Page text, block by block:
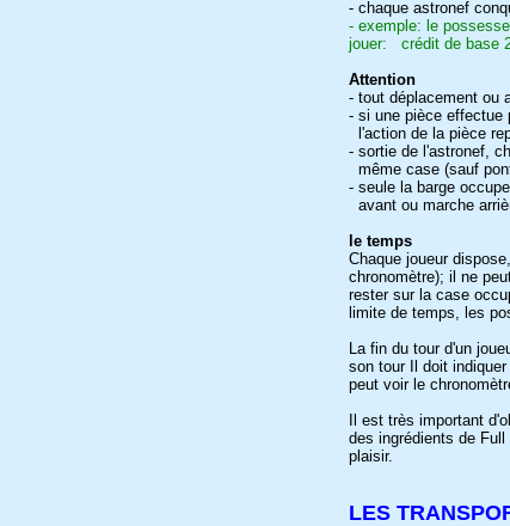
- chaque astronef
- exemple: le
jouer: crédit de base
Attention
- tout déplacement ou
- si une pièce
l'action de la pièce
- sortie de l'astronef,
même case (sauf
- seule la barge
avant ou marche
le temps
Chaque joueur
chronomètre); il ne
rester sur la case
limite de temps, les
La fin du tour d'un
son tour Il doit
peut voir le
Il est très important
des ingrédients de
plaisir.
LES